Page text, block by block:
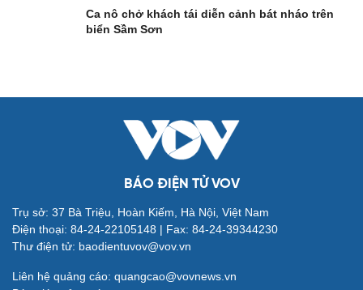
Tình yêu - Gia đình
Văn học
Giải trí
Nghệ sĩ
Thời trang
Du lịch
Tư vấn
Ca nô chở khách tái diễn cảnh bát nháo trên
biển Sầm Sơn
BÁO ĐIỆN TỬ VOV
Trụ sở: 37 Bà Triệu, Hoàn Kiếm, Hà Nội, Việt Nam
Điện thoại: 84-24-22105148 | Fax: 84-24-39344230
Thư điện tử: baodientuvov@vov.vn
Liên hệ quảng cáo: quangcao@vovnews.vn